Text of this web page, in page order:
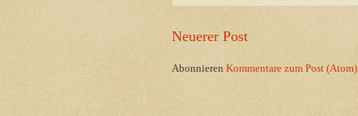
Neuerer Post
Abonnieren Kommentare zum Post (Atom)